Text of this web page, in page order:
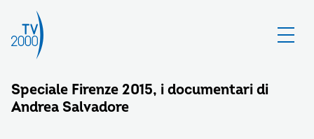
Speciale Firenze 2015, i documentari di
Andrea Salvadore